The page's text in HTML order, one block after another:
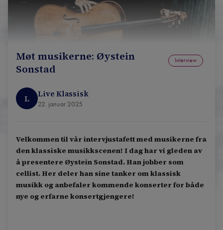
Møt musikerne: Øystein
Sonstad
Interview
L Live Klassisk
22. januar 2025
Velkommen til vår intervjustafett med musikerne fra
den klassiske musikkscenen! I dag har vi gleden av
å presentere Øystein Sonstad. Han jobber som
cellist. Her deler han sine tanker om klassisk
musikk og anbefaler kommende konserter for både
nye og erfarne konsertgjengere!